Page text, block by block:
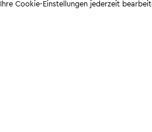
Ihre Cookie-Einstellungen jederzeit